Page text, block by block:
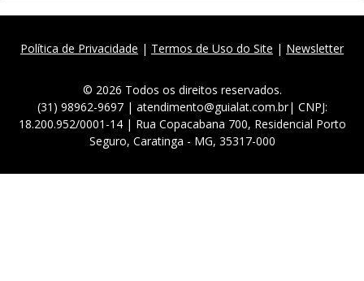
Política de Privacidade | Termos de Uso do Site | Newsletter
© 2026 Todos os direitos reservados.
(31) 98962-9697 | atendimento@guialat.com.br| CNPJ:
18.200.952/0001-14 | Rua Copacabana 700, Residencial Porto
Seguro, Caratinga - MG, 35317-000